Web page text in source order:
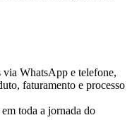
WhatsApp e telefone,
faturamento e processo
toda a jornada do